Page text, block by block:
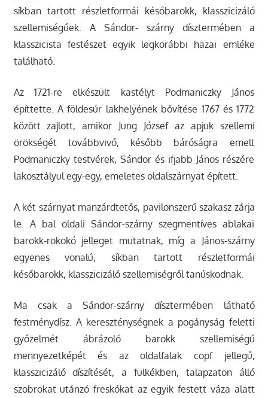
síkban tartott részletformái későbarokk, klasszicizáló
szellemiségűek. A Sándor- szárny dísztermében a
klasszicista festészet egyik legkorábbi hazai emléke
található.
Az 1721-re elkészült kastélyt Podmaniczky János
építtette. A földesúr lakhelyének bővítése 1767 és 1772
között zajlott, amikor Jung József az apjuk szellemi
örökségét továbbvivő, később báróságra emelt
Podmaniczky testvérek, Sándor és ifjabb János részére
lakosztályul egy-egy, emeletes oldalszárnyat épített.
A két szárnyat manzárdtetős, pavilonszerű szakasz zárja
le. A bal oldali Sándor-szárny szegmentíves ablakai
barokk-rokokó jelleget mutatnak, míg a János-szárny
egyenes vonalú, síkban tartott részletformái
későbarokk, klasszicizáló szellemiségről tanúskodnak.
Ma csak a Sándor-szárny dísztermében látható
festménydísz. A kereszténységnek a pogányság feletti
győzelmét ábrázoló barokk szellemiségű
mennyezetképét és az oldalfalak copf jellegű,
klasszicizáló díszítését, a fülkékben, talapzaton álló
szobrokat utánzó freskókat az egyik festett váza alatt